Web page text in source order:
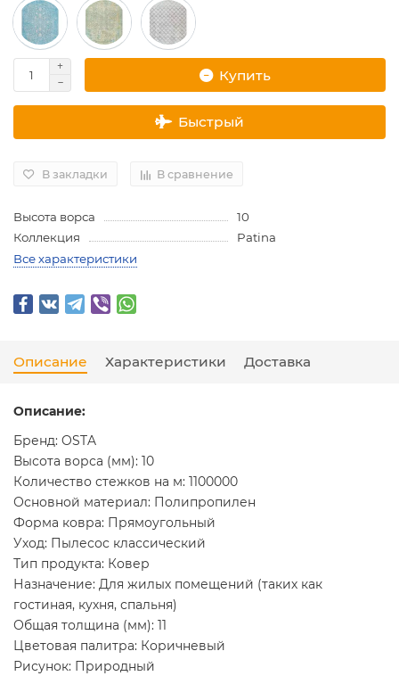
Купить
Быстрый
В закладки В сравнение
Высота ворса
10
Коллекция
Patina
Все характеристики
Описание Характеристики Доставка
Описание:
Бренд: OSTA
Высота ворса (мм): 10
Количество стежков на м: 1100000
Основной материал: Полипропилен
Форма ковра: Прямоугольный
Уход: Пылесос классический
Тип продукта: Ковер
Назначение: Для жилых помещений (таких как
гостиная, кухня, спальня)
Общая толщина (мм): 11
Цветовая палитра: Коричневый
Рисунок: Природный